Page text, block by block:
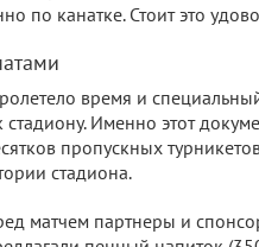
по канатке. Стоит это
время и
Именно этот
пропускных
стадиона.
матчем партнеры и